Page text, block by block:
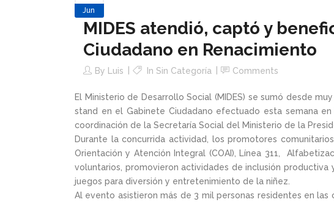
Jun
MIDES atendió, captó y
Ciudadano en Renacimiento
By Luis In Sin Categoría Comments
El Ministerio de Desarrollo Social (MIDES) se sumó desde
stand en el Gabinete Ciudadano efectuado esta semana
coordinación de la Secretaría Social del Ministerio de la
Durante la concurrida actividad, los promotores
Orientación y Atención Integral (COAI), Línea 311,
voluntarios, promovieron actividades de inclusión
juegos para diversión y entretenimiento de la niñez.
Al evento asistieron más de 3 mil personas residentes en las